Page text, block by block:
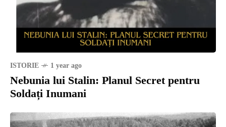
ISTORIE 1 year ago
Nebunia lui Stalin: Planul Secret pentru
Soldați Inumani